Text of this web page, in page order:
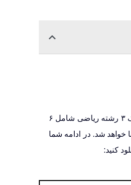
امتحان نهایی فیزیک ۳ ویژه رشته ریاضی فیزیک صرفا به صورت کتبی و از کل کتاب در قالب ۲۰ نمره می باشد. فیزیک ۳ رشته ریاضی شامل ۶
خواهد شد. در ادامه شما
کنید: